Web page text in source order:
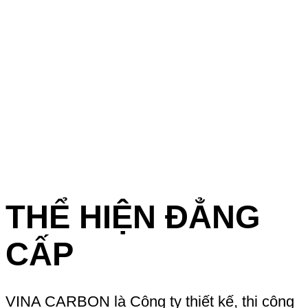
THỂ HIỆN ĐẲNG
CẤP
VINA CARBON là Công ty thiết kế, thi công